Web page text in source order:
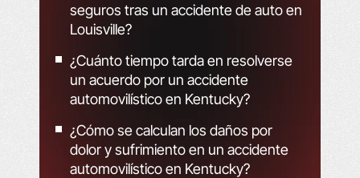
seguros tras un accidente de auto en
Louisville?
¿Cuánto tiempo tarda en resolverse
un acuerdo por un accidente
automovilístico en Kentucky?
¿Cómo se calculan los daños por
dolor y sufrimiento en un accidente
automovilístico en Kentucky?